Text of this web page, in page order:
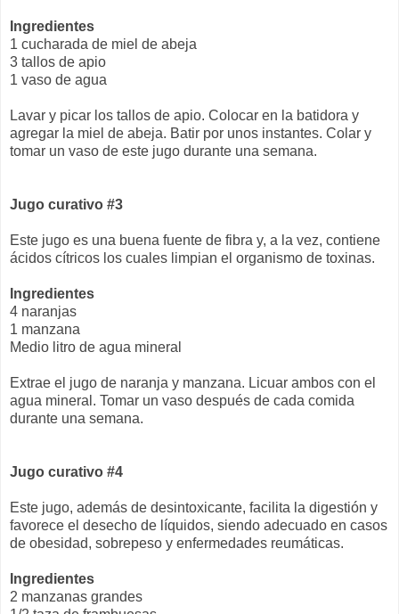
Ingredientes
1 cucharada de miel de abeja
3 tallos de apio
1 vaso de agua
Lavar y picar los tallos de apio. Colocar en la batidora y
agregar la miel de abeja. Batir por unos instantes. Colar y
tomar un vaso de este jugo durante una semana.
Jugo curativo #3
Este jugo es una buena fuente de fibra y, a la vez, contiene
ácidos cítricos los cuales limpian el organismo de toxinas.
Ingredientes
4 naranjas
1 manzana
Medio litro de agua mineral
Extrae el jugo de naranja y manzana. Licuar ambos con el
agua mineral. Tomar un vaso después de cada comida
durante una semana.
Jugo curativo #4
Este jugo, además de desintoxicante, facilita la digestión y
favorece el desecho de líquidos, siendo adecuado en casos
de obesidad, sobrepeso y enfermedades reumáticas.
Ingredientes
2 manzanas grandes